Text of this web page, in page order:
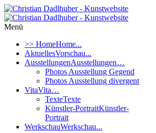
Menü
>> HomeHome...
AktuellesVorschau...
AusstellungenAusstellungen…
Photos Ausstellung Gegend
Photos Ausstellung divergent
VitaVita…
TexteTexte
Künstler-PortraitKünstler-
Portrait
WerkschauWerkschau...